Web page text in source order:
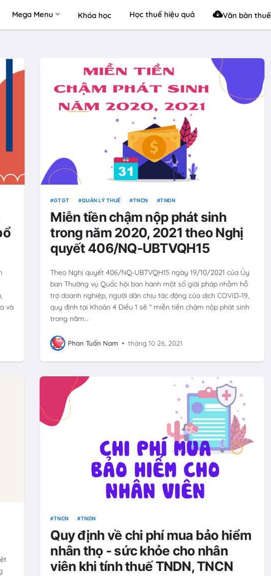
Mega Menu Khóa học Học thuế hiệu quả Văn bản thuế
và
GTGT QUẢN LÝ THUẾ TNCN TNDN
Miễn tiền chậm nộp phát sinh
trong năm 2020, 2021 theo Nghị
quyết 406/NQ-UBTVQH15
Theo Nghị quyết 406/NQ-UBTVQH15 ngày 19/10/2021 của Ủy
ban Thường vụ Quốc hội ban hành một số giải pháp nhằm hỗ
trợ doanh nghiệp, người dân chịu tác động của dịch COVID-19,
quy định tại Khoản 4 Điều 1 sẽ " miễn tiền chậm nộp phát sinh
trong năm…
Phan Tuấn Nam • tháng 10 26, 2021
TNCN TNDN
Quy định về chi phí mua bảo hiểm
nhân thọ - sức khỏe cho nhân
viên khi tính thuế TNDN, TNCN